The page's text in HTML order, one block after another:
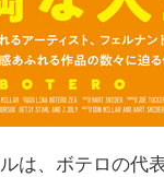
は、ボテロの代